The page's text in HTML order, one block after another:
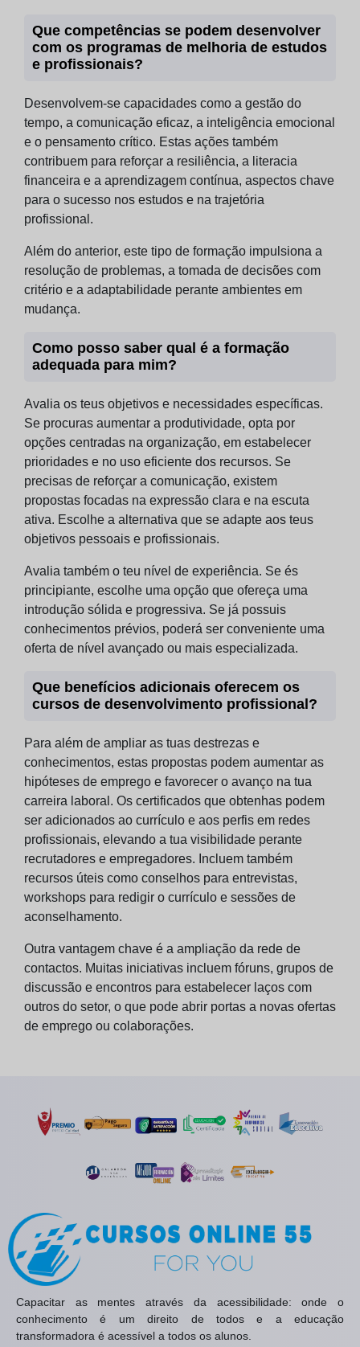
Que competências se podem desenvolver
com os programas de melhoria de estudos
e profissionais?
Desenvolvem-se capacidades como a gestão do
tempo, a comunicação eficaz, a inteligência emocional
e o pensamento crítico. Estas ações também
contribuem para reforçar a resiliência, a literacia
financeira e a aprendizagem contínua, aspectos chave
para o sucesso nos estudos e na trajetória
profissional.
Além do anterior, este tipo de formação impulsiona a
resolução de problemas, a tomada de decisões com
critério e a adaptabilidade perante ambientes em
mudança.
Como posso saber qual é a formação
adequada para mim?
Avalia os teus objetivos e necessidades específicas.
Se procuras aumentar a produtividade, opta por
opções centradas na organização, em estabelecer
prioridades e no uso eficiente dos recursos. Se
precisas de reforçar a comunicação, existem
propostas focadas na expressão clara e na escuta
ativa. Escolhe a alternativa que se adapte aos teus
objetivos pessoais e profissionais.
Avalia também o teu nível de experiência. Se és
principiante, escolhe uma opção que ofereça uma
introdução sólida e progressiva. Se já possuis
conhecimentos prévios, poderá ser conveniente uma
oferta de nível avançado ou mais especializada.
Que benefícios adicionais oferecem os
cursos de desenvolvimento profissional?
Para além de ampliar as tuas destrezas e
conhecimentos, estas propostas podem aumentar as
hipóteses de emprego e favorecer o avanço na tua
carreira laboral. Os certificados que obtenhas podem
ser adicionados ao currículo e aos perfis em redes
profissionais, elevando a tua visibilidade perante
recrutadores e empregadores. Incluem também
recursos úteis como conselhos para entrevistas,
workshops para redigir o currículo e sessões de
aconselhamento.
Outra vantagem chave é a ampliação da rede de
contactos. Muitas iniciativas incluem fóruns, grupos de
discussão e encontros para estabelecer laços com
outros do setor, o que pode abrir portas a novas ofertas
de emprego ou colaborações.
Capacitar as mentes através da acessibilidade: onde o
conhecimento é um direito de todos e a educação
transformadora é acessível a todos os alunos.